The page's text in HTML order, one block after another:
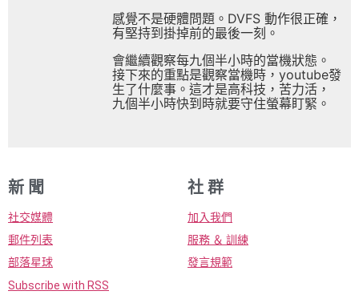
感覺不是硬體問題。DVFS 動作很正確，
有堅持到掛掉前的最後一刻。
會繼續觀察每九個半小時的當機狀態。
接下來的重點是觀察當機時，youtube發
生了什麼事。這才是高科技，苦力活，
九個半小時快到時就要守住螢幕盯緊。
新 聞
社交媒體
郵件列表
部落星球
Subscribe with RSS
社 群
加入我們
服務 ＆ 訓練
發言規範